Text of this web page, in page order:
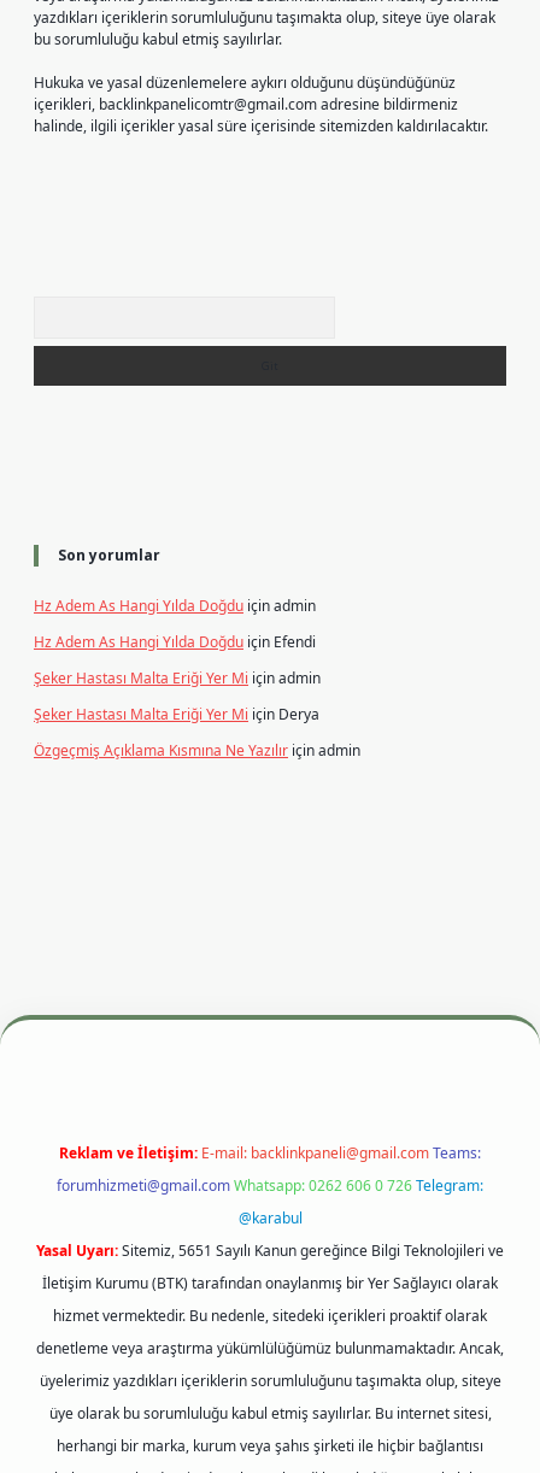
yazdıkları içeriklerin sorumluluğunu taşımakta olup, siteye üye olarak
bu sorumluluğu kabul etmiş sayılırlar.
Hukuka ve yasal düzenlemelere aykırı olduğunu düşündüğünüz
içerikleri, backlinkpanelicomtr@gmail.comadresine bildirmeniz
halinde, ilgili içerikler yasal süre içerisinde sitemizden kaldırılacaktır.
Son yorumlar
Hz Adem As Hangi Yılda Doğdu içinadmin
Hz Adem As Hangi Yılda Doğdu için Efendi
Şeker Hastası Malta Eriği Yer Mi içinadmin
Şeker Hastası Malta Eriği Yer Mi için Derya
Özgeçmiş Açıklama Kısmına Ne Yazılır içinadmin
betexper.xyzm elexbet
Reklam ve İletişim: E-mail: backlinkpaneli@gmail.comTeams:
forumhizmeti@gmail.comWhatsapp: 0262 606 0 726Telegram:
@karabul
Yasal Uyarı:Sitemiz, 5651 Sayılı Kanun gereğince Bilgi Teknolojileri ve
İletişim Kurumu (BTK) tarafından onaylanmış bir Yer Sağlayıcı olarak
hizmet vermektedir. Bu nedenle, sitedeki içerikleri proaktif olarak
denetleme veya araştırma yükümlülüğümüz bulunmamaktadır. Ancak,
üyelerimiz yazdıkları içeriklerin sorumluluğunu taşımakta olup, siteye
üye olarak bu sorumluluğu kabul etmiş sayılırlar. Bu internet sitesi,
herhangi bir marka, kurum veya şahıs şirketi ile hiçbir bağlantısı